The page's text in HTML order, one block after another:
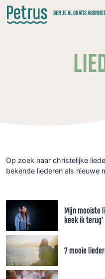
Doorgaan
naar
hoofdinhoud
BEN JE AL GRATIS
Op zoek naar christelijke
bekende liederen als nieuwe
Mijn mooiste
keek ik terug’
7 mooie